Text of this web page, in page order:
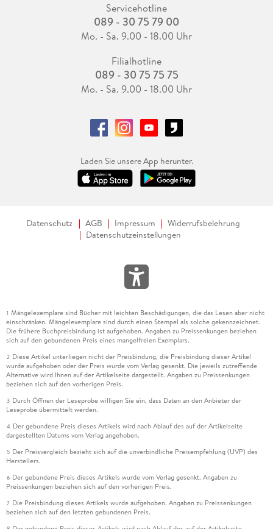
Servicehotline
089 - 30 75 79 00
Mo. - Sa. 9.00 - 18.00 Uhr
Filialhotline
089 - 30 75 75 75
Mo. - Sa. 9.00 - 18.00 Uhr
Laden Sie unsere App herunter.
Datenschutz AGB Impressum
Widerrufsbelehrung
Datenschutzeinstellungen
1 Mängelexemplare sind Bücher mit leichten Beschädigungen, die das Lesen aber nicht
einschränken. Mängelexemplare sind durch einen Stempel als solche gekennzeichnet.
Die frühere Buchpreisbindung ist aufgehoben. Angaben zu Preissenkungen beziehen
sich auf den gebundenen Preis eines mangelfreien Exemplars.
2 Diese Artikel unterliegen nicht der Preisbindung, die Preisbindung dieser Artikel
wurde aufgehoben oder der Preis wurde vom Verlag gesenkt. Die jeweils zutreffende
Alternative wird Ihnen auf der Artikelseite dargestellt. Angaben zu Preissenkungen
beziehen sich auf den vorherigen Preis.
3 Durch Öffnen der Leseprobe willigen Sie ein, dass Daten an den Anbieter der
Leseprobe übermittelt werden.
4 Der gebundene Preis dieses Artikels wird nach Ablauf des auf der Artikelseite
dargestellten Datums vom Verlag angehoben.
5 Der Preisvergleich bezieht sich auf die unverbindliche Preisempfehlung (UVP) des
Herstellers.
6 Der gebundene Preis dieses Artikels wurde vom Verlag gesenkt. Angaben zu
Preissenkungen beziehen sich auf den vorherigen Preis.
7 Die Preisbindung dieses Artikels wurde aufgehoben. Angaben zu Preissenkungen
beziehen sich auf den letzten gebundenen Preis.